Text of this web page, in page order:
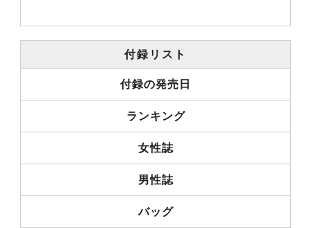
付録リスト
付録の発売日
ランキング
女性誌
男性誌
バッグ